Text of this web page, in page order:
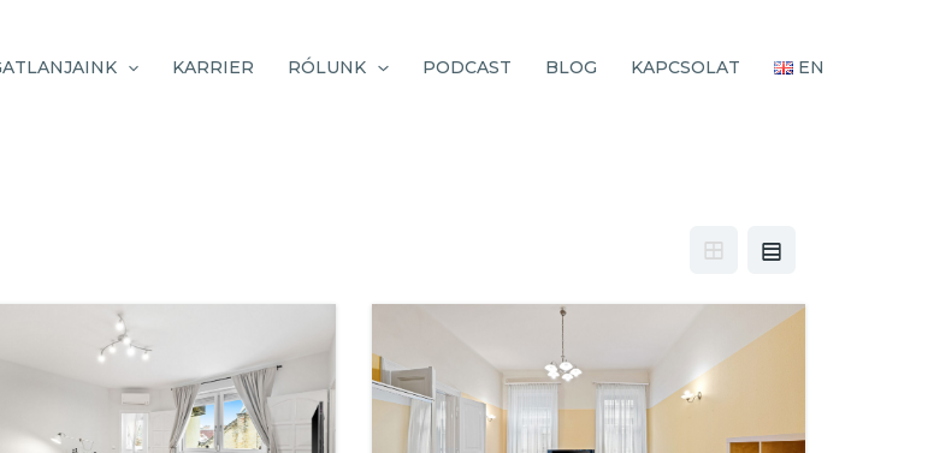
KARRIER RÓLUNK PODCAST BLOG KAPCSOLAT EN